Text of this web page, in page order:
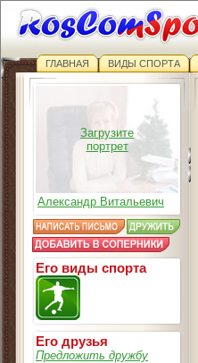
ГЛАВНАЯ ВИДЫ СПОРТА
Загрузите
портрет
Александр Витальевич
Его виды спорта
Его друзья
Предложить дружбу